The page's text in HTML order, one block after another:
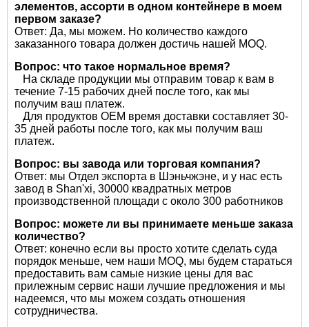
элементов, ассорти в одном контейнере в моем
первом заказе?
Ответ: Да, мы можем. Но количество каждого
заказанного товара должен достичь нашей MOQ.
Вопрос: что такое нормальное время?
На складе продукции мы отправим товар к вам в
течение 7-15 рабочих дней после того, как мы
получим ваш платеж.
Для продуктов OEM время доставки составляет 30-
35 дней работы после того, как мы получим ваш
платеж.
Вопрос: вы завода или торговая компания?
Ответ: мы Отдел экспорта в Шэньчжэне, и у нас есть
завод в Shan'xi, 30000 квадратных метров
производственной площади с около 300 работников
Вопрос: можете ли вы принимаете меньше заказа
количество?
Ответ: конечно если вы просто хотите сделать суда
порядок меньше, чем наши MOQ, мы будем стараться
предоставить вам самые низкие цены для вас
прилежным сервис наши лучшие предложения и мы
надеемся, что мы можем создать отношения
сотрудничества.